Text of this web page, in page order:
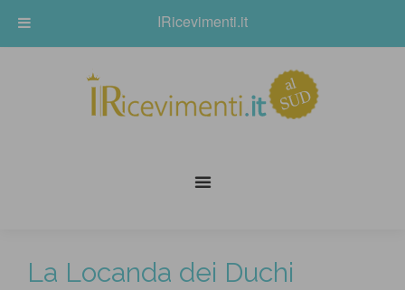
La Locanda dei Duchi
IRicevimenti.it